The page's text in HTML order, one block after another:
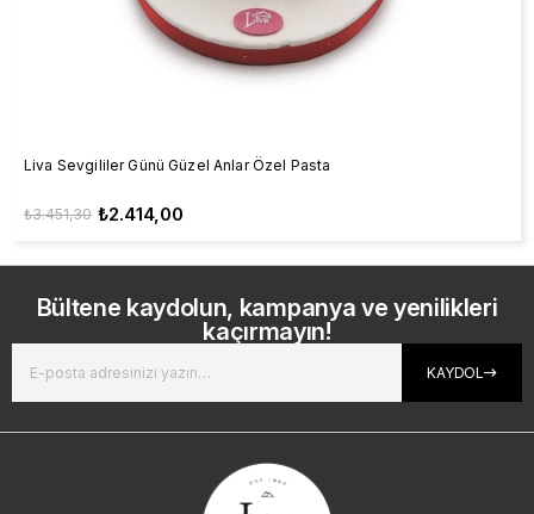
Liva Sevgililer Günü Güzel Anlar Özel Pasta
₺2.414,00
₺3.451,30
Bültene kaydolun, kampanya ve yenilikleri
kaçırmayın!
KAYDOL